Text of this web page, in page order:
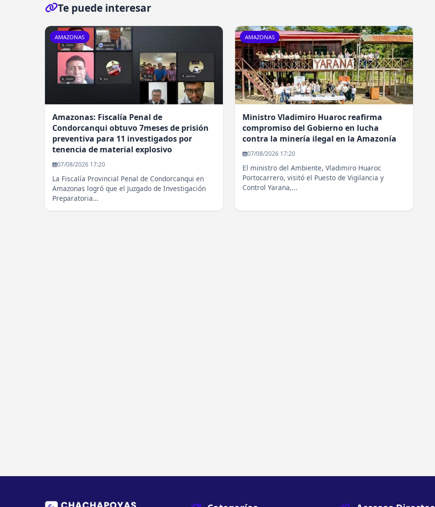
Te puede interesar
AMAZONAS
Amazonas: Fiscalía Penal de
Condorcanqui obtuvo 7meses de prisión
preventiva para 11 investigados por
tenencia de material explosivo
07/08/2026 17:20
La Fiscalía Provincial Penal de Condorcanqui en
Amazonas logró que el Juzgado de Investigación
Preparatoria...
AMAZONAS
Ministro Vladimiro Huaroc reafirma
compromiso del Gobierno en lucha
contra la minería ilegal en la Amazonía
07/08/2026 17:20
El ministro del Ambiente, Vladimiro Huaroc
Portocarrero, visitó el Puesto de Vigilancia y
Control Yarana,...